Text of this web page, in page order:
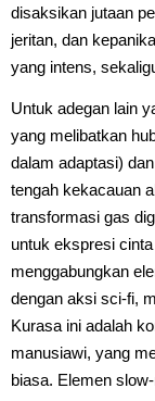
disaksikan jutaan
jeritan, dan
yang intens,
Untuk adegan lain
yang melibatkan
dalam adaptasi)
tengah kekacauan
transformasi gas
untuk ekspresi
menggabungkan
dengan aksi sci-fi,
Kurasa ini adalah
manusiawi, yang
biasa. Elemen